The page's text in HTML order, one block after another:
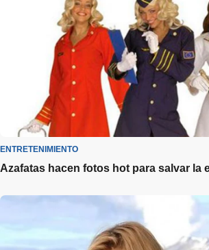
ENTRETENIMIENTO
Azafatas hacen fotos hot para salvar la